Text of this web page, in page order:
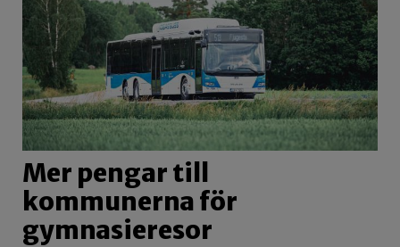
Mer pengar till
kommunerna för
gymnasieresor